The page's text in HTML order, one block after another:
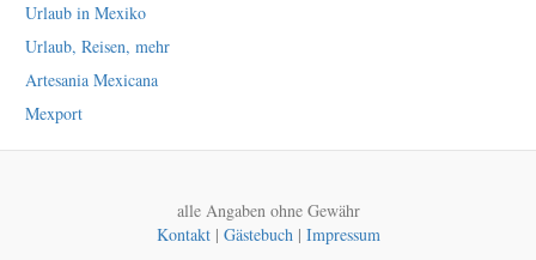
Urlaub in Mexiko
Urlaub, Reisen, mehr
Artesania Mexicana
Mexport
alle Angaben ohne Gewähr
Kontakt| Gästebuch| Impressum